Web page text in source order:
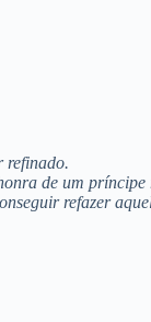
refinado.
de um príncipe
refazer